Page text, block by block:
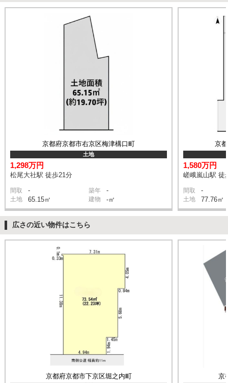
京都府京都市右京区梅津構口町
土地
1,298万円
松尾大社駅 徒歩21分
間取 - 築年 -
土地 65.15㎡ 建物 -㎡
京
1,580万円
嵯峨嵐山駅 徒
間取 -
土地 77.76㎡
広さの近い物件はこちら
京都府京都市下京区堀之内町 京